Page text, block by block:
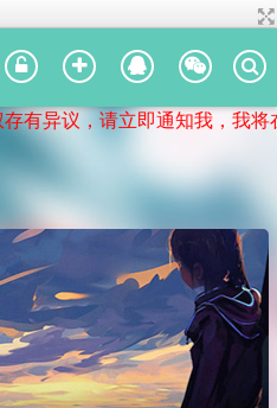
议，请立即通知我，我将在第